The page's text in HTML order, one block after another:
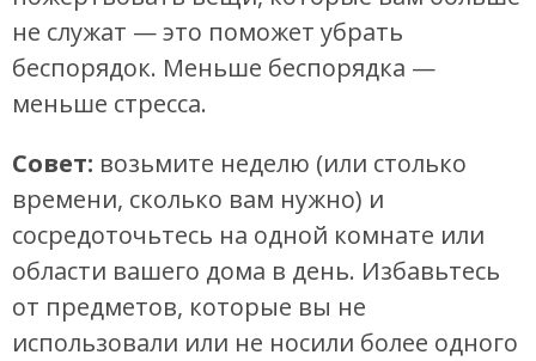
не служат — это поможет убрать
беспорядок. Меньше беспорядка —
меньше стресса.
Совет: возьмите неделю (или столько
времени, сколько вам нужно) и
сосредоточьтесь на одной комнате или
области вашего дома в день. Избавьтесь
от предметов, которые вы не
использовали или не носили более одного